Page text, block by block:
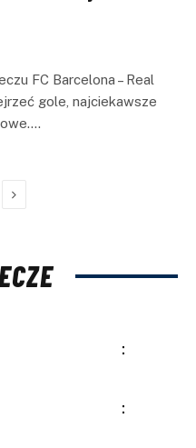
FC Barcelona – Real
gole, najciekawsze
Next
:
: